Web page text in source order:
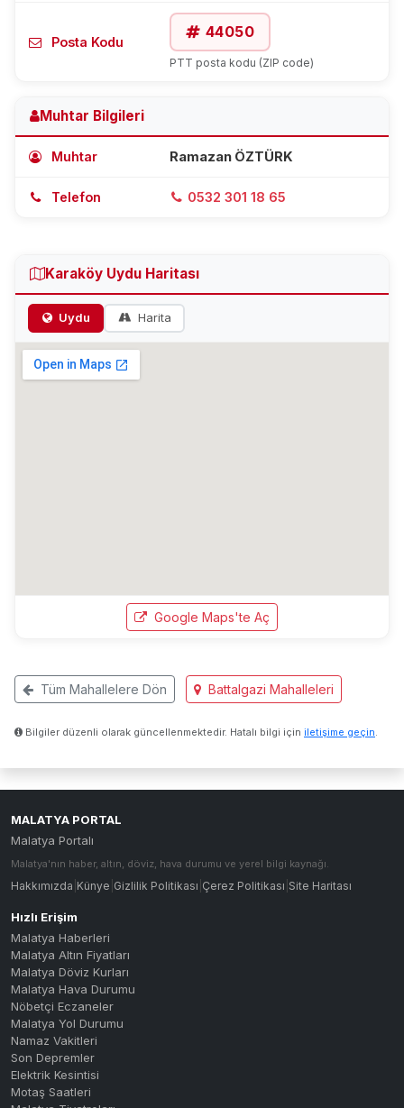
Posta Kodu
44050
PTT posta kodu (ZIP code)
Muhtar Bilgileri
Muhtar Ramazan ÖZTÜRK
Telefon 0532 301 18 65
Karaköy Uydu Haritası
Uydu Harita
Google Maps'te Aç
Tüm Mahallelere Dön Battalgazi Mahalleleri
Bilgiler düzenli olarak güncellenmektedir. Hatalı bilgi için iletişime geçin
MALATYA PORTAL
Malatya Portalı
Malatya'nın haber, altın, döviz, hava durumu ve yerel bilgi kaynağı.
Hakkımızda Künye Gizlilik Politikası Çerez Politikası Site Haritası
Hızlı Erişim
Malatya Haberleri
Malatya Altın Fiyatları
Malatya Döviz Kurları
Malatya Hava Durumu
Nöbetçi Eczaneler
Malatya Yol Durumu
Namaz Vakitleri
Son Depremler
Elektrik Kesintisi
Motaş Saatleri